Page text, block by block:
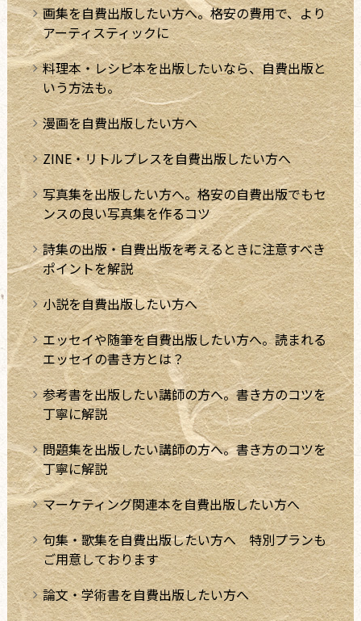
画集を自費出版したい方へ。格安の費用で、より
アーティスティックに
料理本・レシピ本を出版したいなら、自費出版と
いう方法も。
漫画を自費出版したい方へ
ZINE・リトルプレスを自費出版したい方へ
写真集を出版したい方へ。格安の自費出版でもセ
ンスの良い写真集を作るコツ
詩集の出版・自費出版を考えるときに注意すべき
ポイントを解説
小説を自費出版したい方へ
エッセイや随筆を自費出版したい方へ。読まれる
エッセイの書き方とは？
参考書を出版したい講師の方へ。書き方のコツを
丁寧に解説
問題集を出版したい講師の方へ。書き方のコツを
丁寧に解説
マーケティング関連本を自費出版したい方へ
句集・歌集を自費出版したい方へ 特別プランも
ご用意しております
論文・学術書を自費出版したい方へ